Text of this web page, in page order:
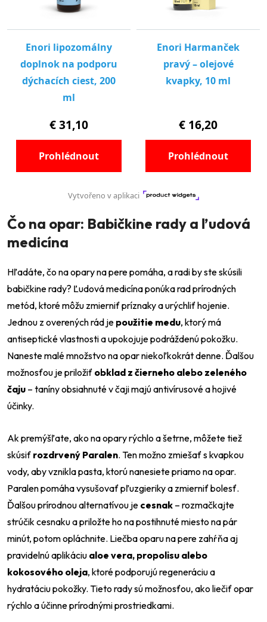
Čo na opar: Babičkine rady a ľudová
medicína
Hľadáte, čo na opary na pere pomáha, a radi by ste skúsili
babičkine rady? Ľudová medicína ponúka rad prírodných
metód, ktoré môžu zmierniť príznaky a urýchliť hojenie.
Jednou z overených rád je použitie medu, ktorý má
antiseptické vlastnosti a upokojuje podráždenú pokožku.
Naneste malé množstvo na opar niekoľkokrát denne. Ďalšou
možnosťou je priložiť obklad z čierneho alebo zeleného
čaju – taníny obsiahnuté v čaji majú antivírusové a hojivé
účinky.
Ak premýšľate, ako na opary rýchlo a šetrne, môžete tiež
skúsiť rozdrvený Paralen. Ten možno zmiešať s kvapkou
vody, aby vznikla pasta, ktorú nanesiete priamo na opar.
Paralen pomáha vysušovať pľuzgieriky a zmierniť bolesť.
Ďalšou prírodnou alternatívou je cesnak – rozmačkajte
strúčik cesnaku a priložte ho na postihnuté miesto na pár
minút, potom opláchnite. Liečba oparu na pere zahŕňa aj
pravidelnú aplikáciu aloe vera, propolisu alebo
kokosového oleja, ktoré podporujú regeneráciu a
hydratáciu pokožky. Tieto rady sú možnosťou, ako liečiť opar
rýchlo a účinne prírodnými prostriedkami.